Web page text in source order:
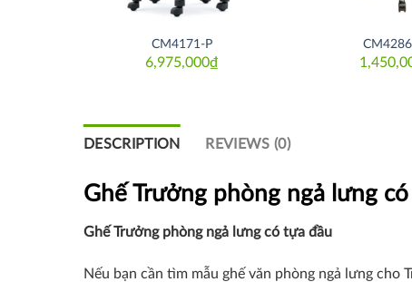
CM4171-P
6,975,000₫
DESCRIPTION REVIEWS (0)
Ghế Trưởng phòng ngả lưng
Ghế Trưởng phòng ngả lưng có tựa đầu
Nếu bạn cần tìm mẫu ghế văn phòng ngả lưng